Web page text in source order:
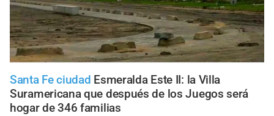
Santa Fe ciudad Esmeralda Este II: la Villa
Suramericana que después de los Juegos será
hogar de 346 familias